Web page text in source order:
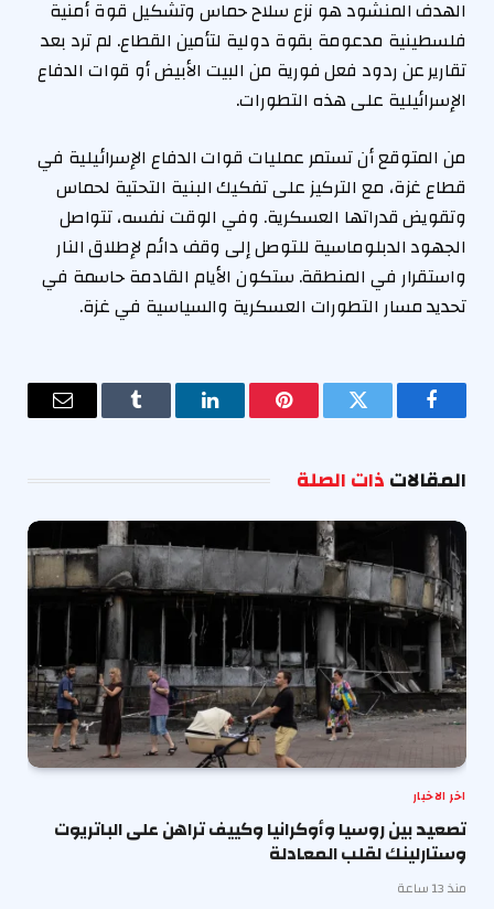
الهدف المنشود هو نزع سلاح حماس وتشكيل قوة أمنية
فلسطينية مدعومة بقوة دولية لتأمين القطاع. لم ترد بعد
تقارير عن ردود فعل فورية من البيت الأبيض أو قوات الدفاع
الإسرائيلية على هذه التطورات.
من المتوقع أن تستمر عمليات قوات الدفاع الإسرائيلية في
قطاع غزة، مع التركيز على تفكيك البنية التحتية لحماس
وتقويض قدراتها العسكرية. وفي الوقت نفسه، تتواصل
الجهود الدبلوماسية للتوصل إلى وقف دائم لإطلاق النار
واستقرار في المنطقة. ستكون الأيام القادمة حاسمة في
تحديد مسار التطورات العسكرية والسياسية في غزة.
فيسبوك تويتر بينتيريستلينكدإن Tumblr
البريد
المقالاتذات الصلة
اخر الاخبار
تصعيد بين روسيا وأوكرانيا وكييف تراهن على الباتريوت
وستارلينك لقلب المعادلة
منذ 13 ساعة